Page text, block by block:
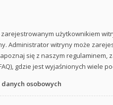
użytkownikiem
Administrator witryny może
się z naszym
gdzie jest wyjaśnionych wiele
osobowych